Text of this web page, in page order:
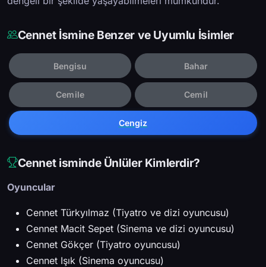
Cennet İsmine Benzer ve Uyumlu İsimler
Bengisu Bahar
Cemile Cemil
Cengiz
Cennet isminde Ünlüler Kimlerdir?
Oyuncular
Cennet Türkyılmaz (Tiyatro ve dizi oyuncusu)
Cennet Macit Sepet (Sinema ve dizi oyuncusu)
Cennet Gökçer (Tiyatro oyuncusu)
Cennet Işık (Sinema oyuncusu)